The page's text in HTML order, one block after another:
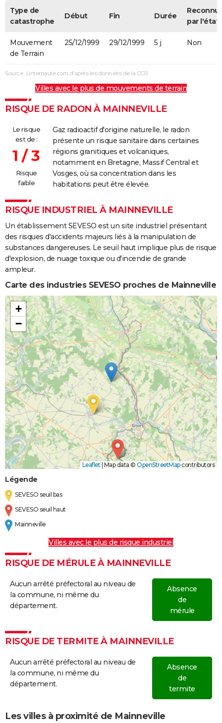
Type de
catastrophe
Début Fin Durée
par l'état
Mouvement
de Terrain
25/12/1999 29/12/1999 5 j Non
Source : Linternaute.com d'après les données de la CCR
Villes avec le plus de mouvements de terrain
RISQUE DE RADON À MAINNEVILLE
Le risque
est de :
1 / 3
Risque
faible
Gaz radioactif d'origine naturelle, le radon
présente un risque sanitaire dans certaines
régions granitiques et volcaniques,
notamment en Bretagne, Massif Central et
Vosges, où sa concentration dans les
habitations peut être élevée.
RISQUE INDUSTRIEL À MAINNEVILLE
Un établissement SEVESO est un site industriel présentant
des risques d'accidents majeurs liés à la manipulation de
substances dangereuses. Le seuil haut implique plus de risque
d'explosion, de nuage toxique ou d'incendie de grande
ampleur.
Carte des industries SEVESO proches de Mainneville
+
−
Leaflet Map data © OpenStreetMapcontributors
Légende
SEVESO seuil bas
SEVESO seuil haut
Mainneville
Villes avec le plus de risque industriel
RISQUE DE MÉRULE À MAINNEVILLE
Aucun arrêté préfectoral au niveau de
la commune, ni même du
département.
Absence
de
mérule
RISQUE DE TERMITE À MAINNEVILLE
Aucun arrêté préfectoral au niveau de
la commune, ni même du
département.
Absence
de
termite
Les villes à proximité de Mainneville